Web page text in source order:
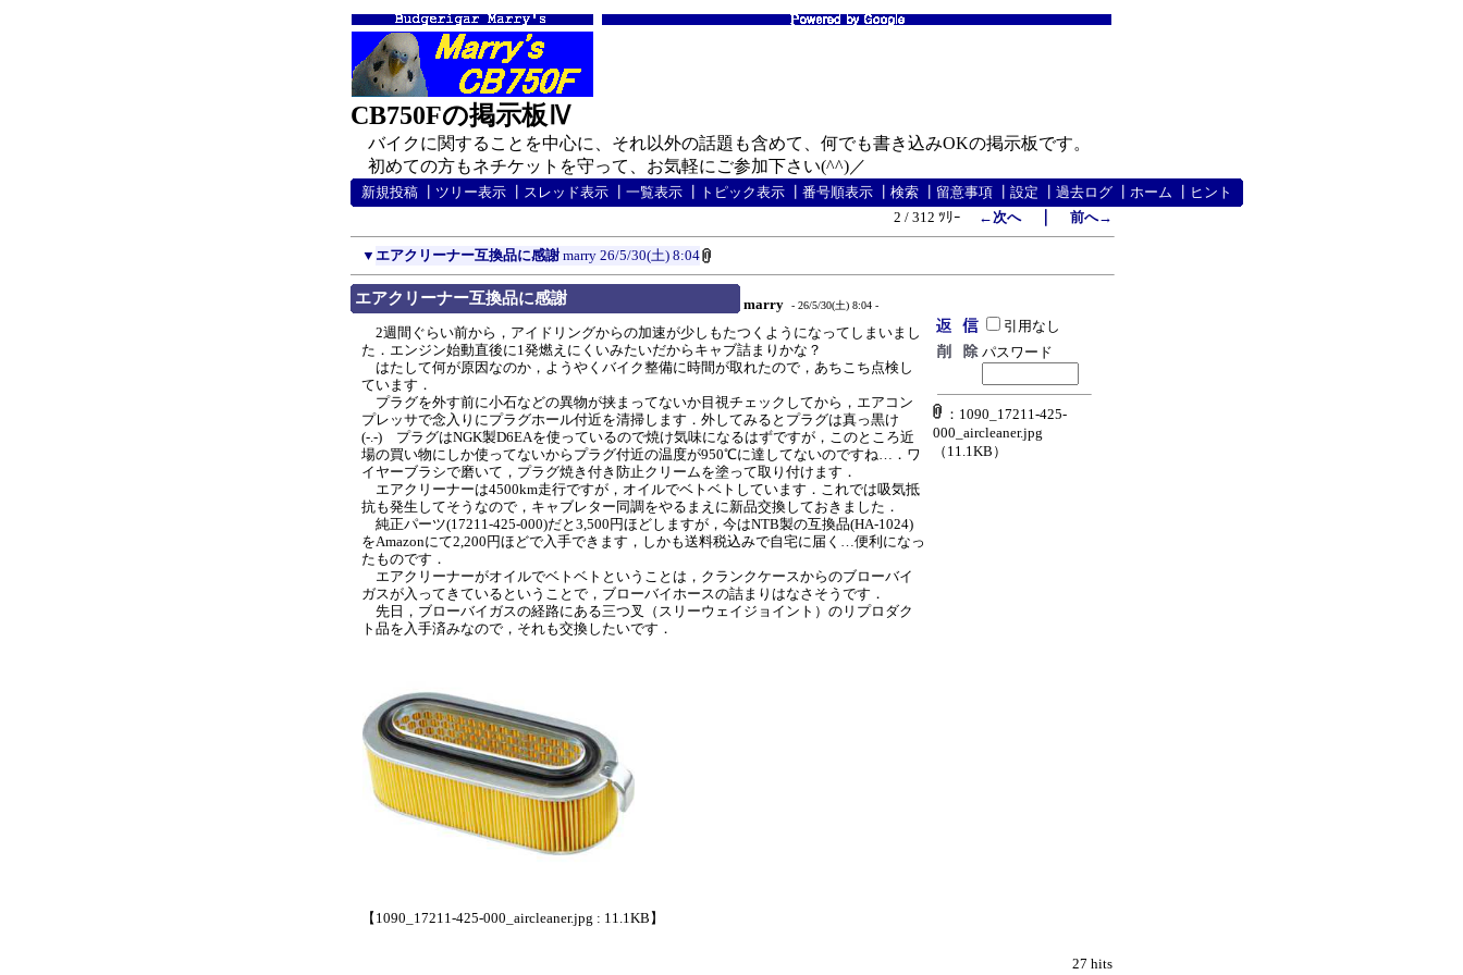
CB750Fの掲示板Ⅳ
バイクに関することを中心に、それ以外の話題も含めて、何でも書き込みOKの掲示板です。
初めての方もネチケットを守って、お気軽にご参加下さい(^^)／
新規投稿 ツリー表示 スレッド表示 一覧表示 トピック表示 番号順表示 検索 留意事項 設定 過去ログ ホーム
ヒント
2 / 312 ﾂﾘｰ
←次へ｜ 前へ→
▼ エアクリーナー互換品に感謝 marry 26/5/30(土) 8:04
エアクリーナー互換品に感謝 marry - 26/5/30(土) 8:04 -
2週間ぐらい前から，アイドリングからの加速が少しもたつくようになってしまいまし
た．エンジン始動直後に1発燃えにくいみたいだからキャブ詰まりかな？
はたして何が原因なのか，ようやくバイク整備に時間が取れたので，あちこち点検し
ています．
プラグを外す前に小石などの異物が挟まってないか目視チェックしてから，エアコン
プレッサで念入りにプラグホール付近を清掃します．外してみるとプラグは真っ黒け
(-.-) プラグはNGK製D6EAを使っているので焼け気味になるはずですが，このところ近
場の買い物にしか使ってないからプラグ付近の温度が950℃に達してないのですね…．ワ
イヤーブラシで磨いて，プラグ焼き付き防止クリームを塗って取り付けます．
エアクリーナーは4500km走行ですが，オイルでベトベトしています．これでは吸気抵
抗も発生してそうなので，キャブレター同調をやるまえに新品交換しておきました．
純正パーツ(17211-425-000)だと3,500円ほどしますが，今はNTB製の互換品(HA-1024)
をAmazonにて2,200円ほどで入手できます，しかも送料税込みで自宅に届く…便利になっ
たものです．
エアクリーナーがオイルでベトベトということは，クランクケースからのブローバイ
ガスが入ってきているということで，ブローバイホースの詰まりはなさそうです．
先日，ブローバイガスの経路にある三つ叉（スリーウェイジョイント）のリプロダク
ト品を入手済みなので，それも交換したいです．
【1090_17211-425-000_aircleaner.jpg : 11.1KB】
引用なし
パスワード
：1090_17211-425-
000_aircleaner.jpg
（11.1KB）
27 hits